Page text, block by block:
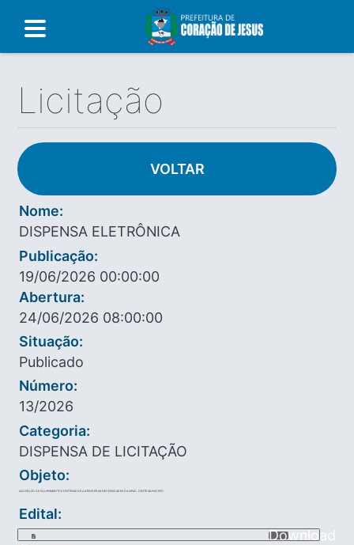
Licitação
VOLTAR
Nome:
DISPENSA ELETRÔNICA
Publicação:
19/06/2026 00:00:00
Abertura:
24/06/2026 08:00:00
Situação:
Publicado
Número:
13/2026
Categoria:
DISPENSA DE LICITAÇÃO
Objeto:
AQUISIÇÃO DE EQUIPAMENTOS DESTINADOS A ATENDER AS NECESSIDADES DA IAPAC, DESTE MUNICIPIO.
Edital:
Download